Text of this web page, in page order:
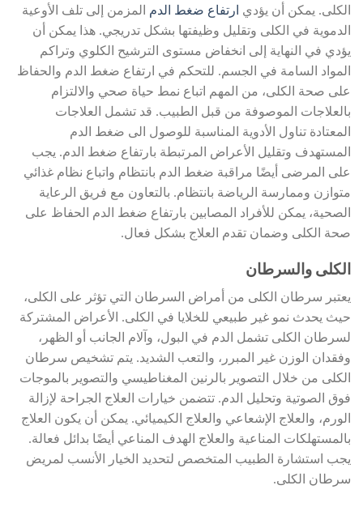
الكلى. يمكن أن يؤدي ارتفاع ضغط الدم المزمن إلى تلف الأوعية
الدموية في الكلى وتقليل وظيفتها بشكل تدريجي. هذا يمكن أن
يؤدي في النهاية إلى انخفاض مستوى الترشيح الكلوي وتراكم
المواد السامة في الجسم. للتحكم في ارتفاع ضغط الدم والحفاظ
على صحة الكلى، من المهم اتباع نمط حياة صحي والالتزام
بالعلاجات الموصوفة من قبل الطبيب. قد تشمل العلاجات
المعتادة تناول الأدوية المناسبة للوصول الى ضغط الدم
المستهدف وتقليل الأعراض المرتبطة بارتفاع ضغط الدم. يجب
على المرضى أيضًا مراقبة ضغط الدم بانتظام واتباع نظام غذائي
متوازن وممارسة الرياضة بانتظام. بالتعاون مع فريق الرعاية
الصحية، يمكن للأفراد المصابين بارتفاع ضغط الدم الحفاظ على
صحة الكلى وضمان تقدم العلاج بشكل فعال.
الكلى والسرطان
يعتبر سرطان الكلى من أمراض السرطان التي تؤثر على الكلى،
حيث يحدث نمو غير طبيعي للخلايا في الكلى. الأعراض المشتركة
لسرطان الكلى تشمل الدم في البول، وآلام الجانب أو الظهر،
وفقدان الوزن غير المبرر، والتعب الشديد. يتم تشخيص سرطان
الكلى من خلال التصوير بالرنين المغناطيسي والتصوير بالموجات
فوق الصوتية وتحليل الدم. تتضمن خيارات العلاج الجراحة لإزالة
الورم، والعلاج الإشعاعي والعلاج الكيميائي. يمكن أن يكون العلاج
بالمستهلكات المناعية والعلاج الهدف المناعي أيضًا بدائل فعالة.
يجب استشارة الطبيب المتخصص لتحديد الخيار الأنسب لمريض
سرطان الكلى.